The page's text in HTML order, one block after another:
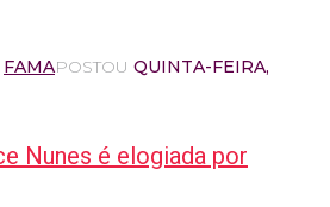
FAMAPOSTOU QUINTA-FEIRA,
Nunes é elogiada por